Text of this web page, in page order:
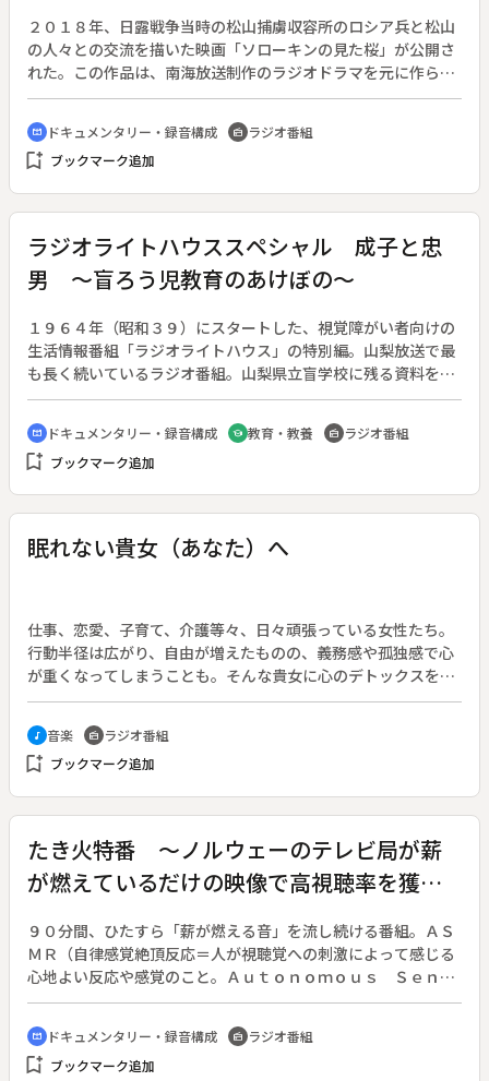
２０１８年、日露戦争当時の松山捕虜収容所のロシア兵と松山
の人々との交流を描いた映画「ソローキンの見た桜」が公開さ
れた。この作品は、南海放送制作のラジオドラマを元に作られ
た。一方、ロシアの日本人捕虜収容所は、どのようなところだ
ったのか。「ロシア民謡」に乗せてつづるラジオ紀行。◆１９
０４年（明治３７）、愛媛県松山市に日本で初めての「松山捕
虜収容所」が設けられた。ハーグ陸戦条約を順守しようとした
くなった捕虜のために「ロシア兵墓地」が設けられ、現在も市
民や地元学生が清掃活動を続けている。一方、日本人捕虜はど
うなったのだろうか。作家・才神時雄の著書『メドヴェージ村
の日本人墓標』には、日露戦争当時ロシア・ノブゴロド州メド
年前、松山の女性がメドヴェージ村を訪ねたことなどが記載さ
れている。さらにメドヴェージ村の日本人捕虜の歴史を２０年
以上にわたり調査している愛媛出身のロシア文学研究者がいる
cinematic_blur ドキュメンタリー・録音構成 radio ラジオ番組
bookmark_add ブックマーク追加
ラジオライトハウススペシャル 成子と忠
男 ～盲ろう児教育のあけぼの～
１９６４年（昭和３９）にスタートした、視覚障がい者向けの
生活情報番組「ラジオライトハウス」の特別編。山梨放送で最
も長く続いているラジオ番組。山梨県立盲学校に残る資料をも
とに、日本の盲ろう児教育の足跡をたどる。◆見えない、聞こ
えない、話せないという三重苦を抱える「盲ろう児」。日本の
盲ろう児教育は、戦後まもなく山梨県立盲学校で始まった。同
校には教師や寮母の日記、手作りの教材、発声訓練の音声記録
年前に同校で学んだ二人の児童が訓練を通じて次第に言語を獲
得していく過程や二人の現在の暮らしを紹介する。一方、それ
ら貴重な資料をデジタル化して後世に残そうと動き出す現代の
cinematic_blur ドキュメンタリー・録音構成 school 教育・教養 radio ラジオ番組
bookmark_add ブックマーク追加
眠れない貴女（あなた）へ
仕事、恋愛、子育て、介護等々、日々頑張っている女性たち。
行動半径は広がり、自由が増えたものの、義務感や孤独感で心
が重くなってしまうことも。そんな貴女に心のデトックスを。
リスナーからのメッセージを紹介しながら、人間味豊かなパー
ソナリティが心に優しいおしゃべりや音楽を届ける。（２０１
３年４月７日放送開始）◆放送３００回目の今回は、「帽子」
にまつわるリスナーからのエピソードを紹介する。また、渡部
music_note 音楽 radio ラジオ番組
bookmark_add ブックマーク追加
たき火特番 ～ノルウェーのテレビ局が薪
が燃えているだけの映像で高視聴率を獲得
やってみた～
９０分間、ひたすら「薪が燃える音」を流し続ける番組。ＡＳ
ＭＲ（自律感覚絶頂反応＝人が視聴覚への刺激によって感じる
心地よい反応や感覚のこと。Ａｕｔｏｎｏｍｏｕｓ Ｓｅｎｓ
ｏｒｙ Ｍｅｒｉｄｉａｎ Ｒｅｓｐｏｎｓｅ）を利用し、ま
るで聴いている人のすぐ近くでたき火が燃やされているかのよ
うな感覚を味わえる。◆この番組の手本は、２０１３年２月１
５日にノルウェー放送協会が放送したテレビ番組「スローテレ
cinematic_blur ドキュメンタリー・録音構成 radio ラジオ番組
bookmark_add ブックマーク追加